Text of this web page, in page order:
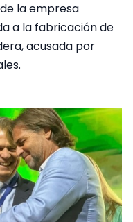
la empresa
a la fabricación de
acusada por